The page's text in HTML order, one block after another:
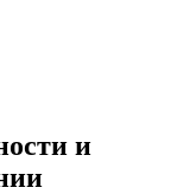
и